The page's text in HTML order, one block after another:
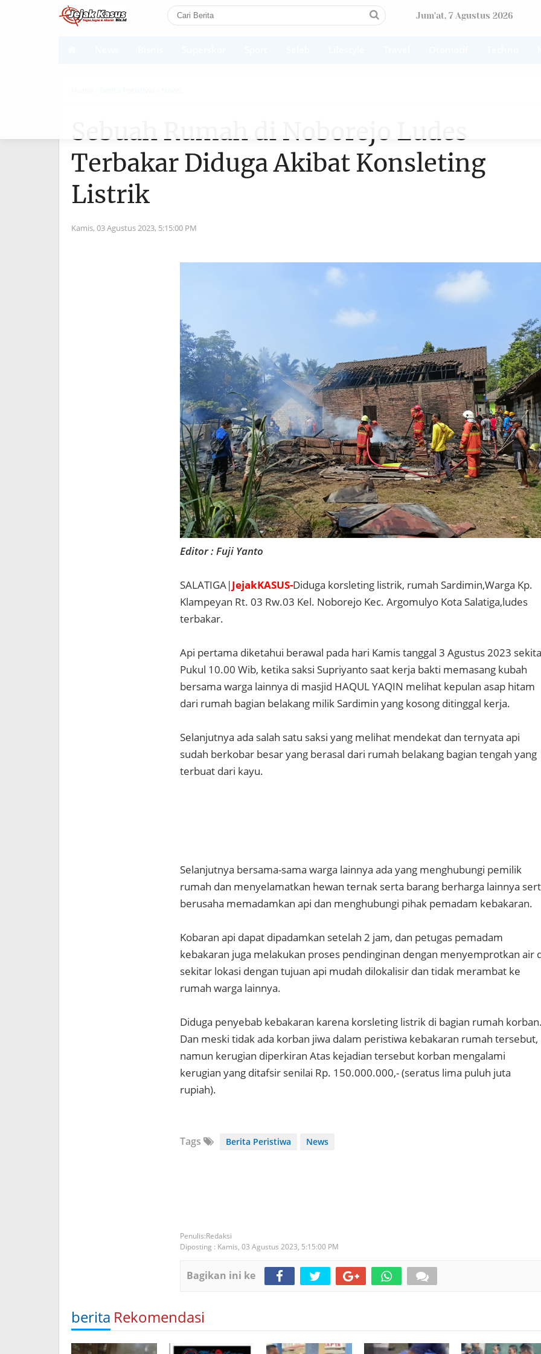
Jum'at, 7 Agustus 2026
Sebuah Rumah di Noborejo Ludes
Terbakar Diduga Akibat Konsleting
Listrik
Kamis, 03 Agustus 2023, 5:15:00 PM
Editor : Fuji Yanto
SALATIGA|JejakKASUS-Diduga korsleting listrik, rumah Sardimin,Warga Kp.
Klampeyan Rt. 03 Rw.03 Kel. Noborejo Kec. Argomulyo Kota Salatiga,ludes
terbakar.
Api pertama diketahui berawal pada hari Kamis tanggal 3 Agustus 2023
Pukul 10.00 Wib, ketika saksi Supriyanto saat kerja bakti memasang kubah
bersama warga lainnya di masjid HAQUL YAQIN melihat kepulan asap hitam
dari rumah bagian belakang milik Sardimin yang kosong ditinggal kerja.
Selanjutnya ada salah satu saksi yang melihat mendekat dan ternyata api
sudah berkobar besar yang berasal dari rumah belakang bagian tengah yang
terbuat dari kayu.
Selanjutnya bersama-sama warga lainnya ada yang menghubungi pemilik
rumah dan menyelamatkan hewan ternak serta barang berharga lainnya
berusaha memadamkan api dan menghubungi pihak pemadam kebakaran.
Kobaran api dapat dipadamkan setelah 2 jam, dan petugas pemadam
kebakaran juga melakukan proses pendinginan dengan menyemprotkan air
sekitar lokasi dengan tujuan api mudah dilokalisir dan tidak merambat ke
rumah warga lainnya.
Diduga penyebab kebakaran karena korsleting listrik di bagian rumah korban.
Dan meski tidak ada korban jiwa dalam peristiwa kebakaran rumah tersebut,
namun kerugian diperkiran Atas kejadian tersebut korban mengalami
kerugian yang ditafsir senilai Rp. 150.000.000,- (seratus lima puluh juta
rupiah).
Tags Berita Peristiwa News
Redaksi
Diposting : Kamis, 03 Agustus 2023, 5:15:00 PM
Bagikan ini ke
berita Rekomendasi